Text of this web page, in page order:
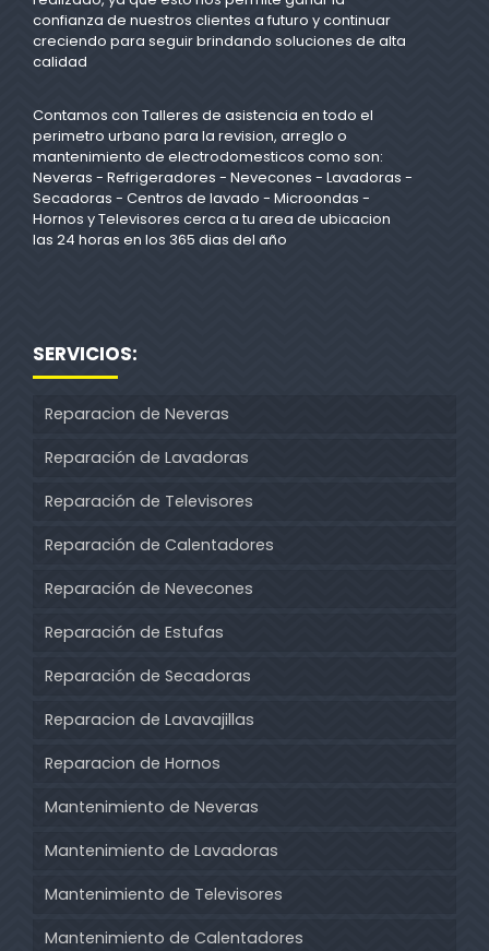
confianza de nuestros clientes a futuro y continuar
creciendo para seguir brindando soluciones de alta
calidad
Contamos con Talleres de asistencia en todo el
perimetro urbano para la revision, arreglo o
mantenimiento de electrodomesticos como son:
Neveras - Refrigeradores - Nevecones - Lavadoras -
Secadoras - Centros de lavado - Microondas -
Hornos y Televisores cerca a tu area de ubicacion
las 24 horas en los 365 dias del año
SERVICIOS:
Reparacion de Neveras
Reparación de Lavadoras
Reparación de Televisores
Reparación de Calentadores
Reparación de Nevecones
Reparación de Estufas
Reparación de Secadoras
Reparacion de Lavavajillas
Reparacion de Hornos
Mantenimiento de Neveras
Mantenimiento de Lavadoras
Mantenimiento de Televisores
Mantenimiento de Calentadores